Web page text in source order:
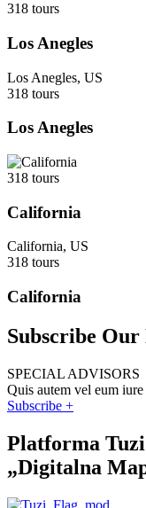
318 tours
Los Anegles
Los Anegles, US
318 tours
Los Anegles
318 tours
California
California, US
318 tours
California
Subscribe Our
SPECIAL ADVISORS
Quis autem vel eum iure
Subscribe +
Platforma
„Digitalna